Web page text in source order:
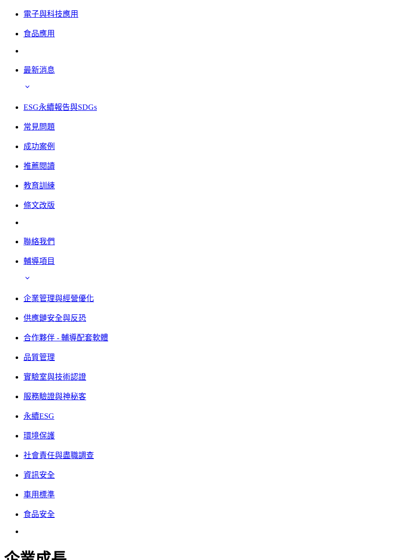
電子與科技應用
食品應用
最新消息
ESG永續報告與SDGs
常見問題
成功案例
推薦閱讀
教育訓練
條文改版
聯絡我們
輔導項目
企業管理與經營優化
供應鏈安全與反恐
合作夥伴 - 輔導配套軟體
品質管理
實驗室與技術認證
服務驗證與神秘客
永續ESG
環境保護
社會責任與盡職調查
資訊安全
車用標準
食品安全